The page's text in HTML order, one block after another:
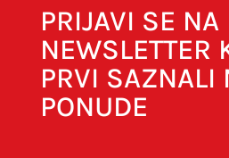
PRIJAVI SE NA
NEWSLETTER
PRVI SAZNALI
PONUDE